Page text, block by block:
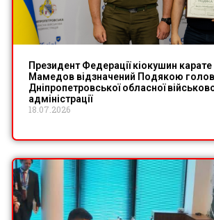
Президент Федерації кіокушин карате
Мамедов відзначений Подякою
Дніпропетровської обласної
адміністрації
18.07.2026